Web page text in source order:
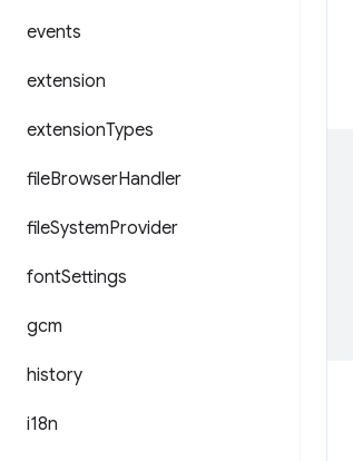
events
extension
extensionTypes
fileBrowserHandler
fileSystemProvider
fontSettings
gcm
history
i18n